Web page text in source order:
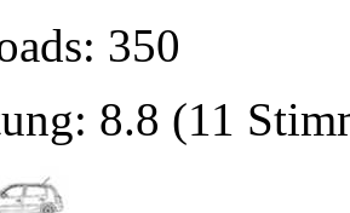
350
8.8 (11